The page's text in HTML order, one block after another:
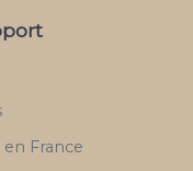
France